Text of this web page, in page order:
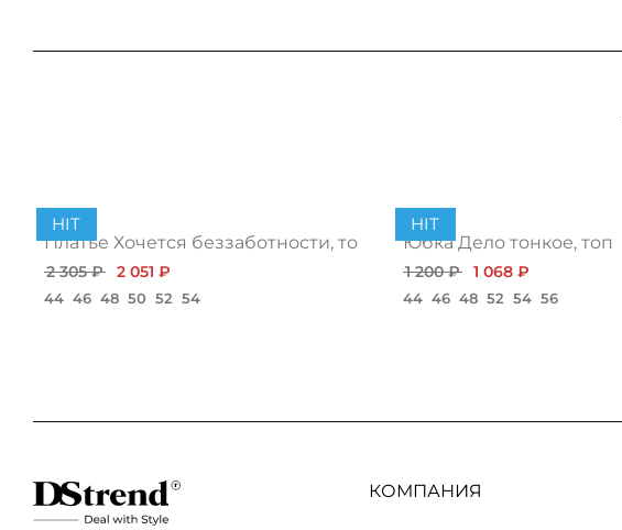
HIT
Платье Хочется беззаботности, топ
2 305 ₽ 2 051 ₽
44 46 48 50 52 54
HIT
Юбка Дело тонкое, топ
1 200 ₽ 1 068 ₽
44 46 48 52 54 56
КОМПАНИЯ